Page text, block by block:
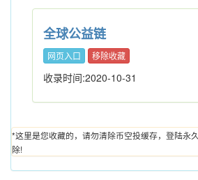
全球公益链
网页入口 移除收藏
收录时间:2020-10-31
*这里是您收藏的，请勿清除币空投缓存，登陆永
除!